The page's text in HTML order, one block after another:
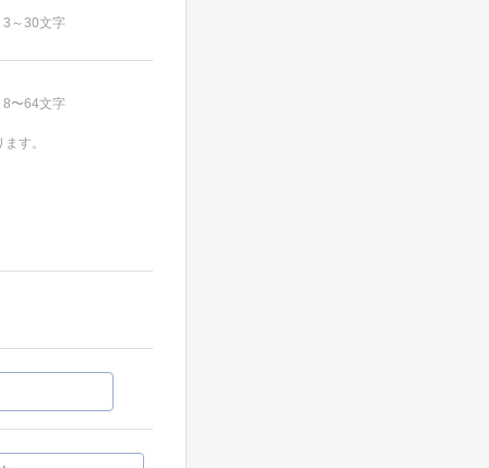
～30文字
〜64文字
す。